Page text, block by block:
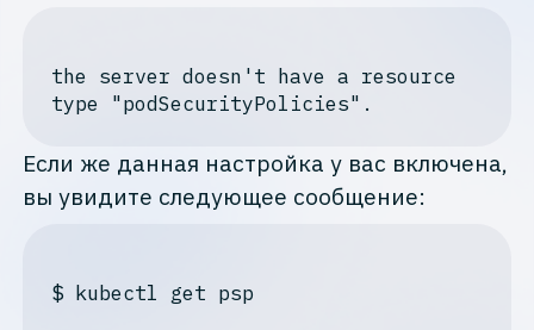
the server doesn 't have a resource
Если же данная настройка у вас включена,
вы увидите следующее сообщение:
$ kubectl get psp